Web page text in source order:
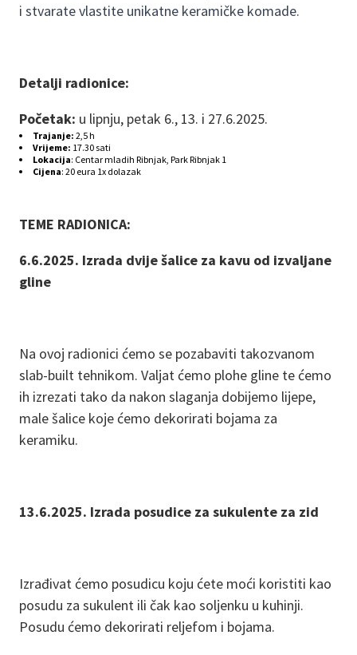
i stvarate vlastite unikatne keramičke komade.
Detalji radionice:
Početak: u lipnju, petak 6., 13. i 27.6.2025.
Trajanje: 2,5 h
Vrijeme: 17.30 sati
Lokacija: Centar mladih Ribnjak, Park Ribnjak 1
Cijena: 20 eura 1x dolazak
TEME RADIONICA:
6.6.2025. Izrada dvije šalice za kavu od izvaljane
gline
Na ovoj radionici ćemo se pozabaviti takozvanom
slab-built tehnikom. Valjat ćemo plohe gline te ćemo
ih izrezati tako da nakon slaganja dobijemo lijepe,
male šalice koje ćemo dekorirati bojama za
keramiku.
13.6.2025. Izrada posudice za sukulente za zid
Izrađivat ćemo posudicu koju ćete moći koristiti kao
posudu za sukulent ili čak kao soljenku u kuhinji.
Posudu ćemo dekorirati reljefom i bojama.